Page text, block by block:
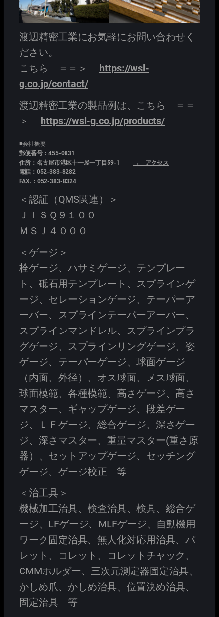
渡辺精密工業にお気軽にお問い合わせく
ださい。
こちら ＝＝＞
https://wsl-
g.co.jp/contact/
渡辺精密工業の製品例は、こちら ＝＝
＞
https://wsl-g.co.jp/products/
■会社概要
郵便番号：455-0831
住所：名古屋市港区十一屋一丁目59-1
→ アクセス
電話：052-383-8282
FAX.：052-383-8324
＜認証（QMS関連）＞
ＪＩＳＱ９１００
ＭＳＪ４０００
＜ゲージ＞
栓ゲージ、ハサミゲージ、テンプレー
ト、砥石用テンプレート、スプラインゲ
ージ、セレーションゲージ、テーパーア
ーバー、スプラインテーパーアーバー、
スプラインマンドレル、スプラインプラ
グゲージ、スプラインリングゲージ、姿
ゲージ、テーパーゲージ、球面ゲージ
（内面、外径）、オス球面、メス球面、
球面模範、各種模範、高さゲージ、高さ
マスター、ギャップゲージ、段差ゲー
ジ、ＬＦゲージ、総合ゲージ、深さゲー
ジ、深さマスター、重量マスター(重さ原
器）、セットアップゲージ、セッチング
ゲージ、ゲージ校正 等
＜治工具＞
機械加工治具、検査治具、検具、総合ゲ
ージ、LFゲージ、MLFゲージ、自動機用
ワーク固定治具、無人化対応用治具、パ
レット、コレット、コレットチャック、
CMMホルダー、三次元測定器固定治具、
かしめ爪、かしめ治具、位置決め治具、
固定治具 等